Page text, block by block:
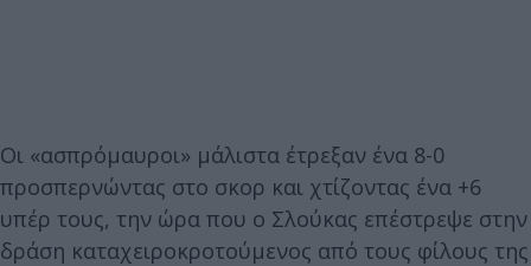
Οι «ασπρόμαυροι» μάλιστα έτρεξαν ένα 8-0
προσπερνώντας στο σκορ και χτίζοντας ένα +6
υπέρ τους, την ώρα που ο Σλούκας επέστρεψε στην
δράση καταχειροκροτούμενος από τους φίλους της